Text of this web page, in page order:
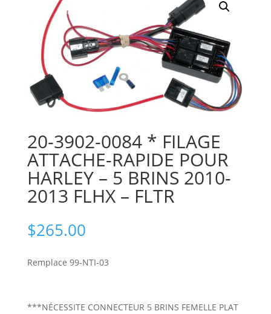
20-3902-0084 * FILAGE
ATTACHE-RAPIDE POUR
HARLEY – 5 BRINS 2010-
2013 FLHX – FLTR
$265.00
Remplace 99-NTI-03
***NÉCESSITE CONNECTEUR 5 BRINS FEMELLE PLAT